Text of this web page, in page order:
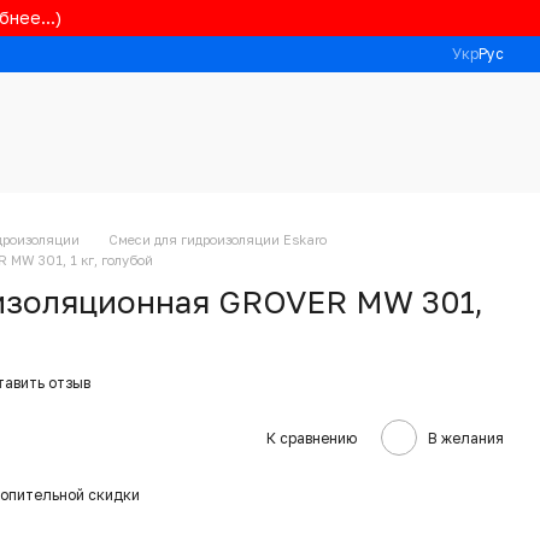
УкрРус
Смеси для гидроизоляции Eskaro
MW 301, 1 кг, голубой
GROVER MW 301,
отзыв
К сравнению В желания
скидки